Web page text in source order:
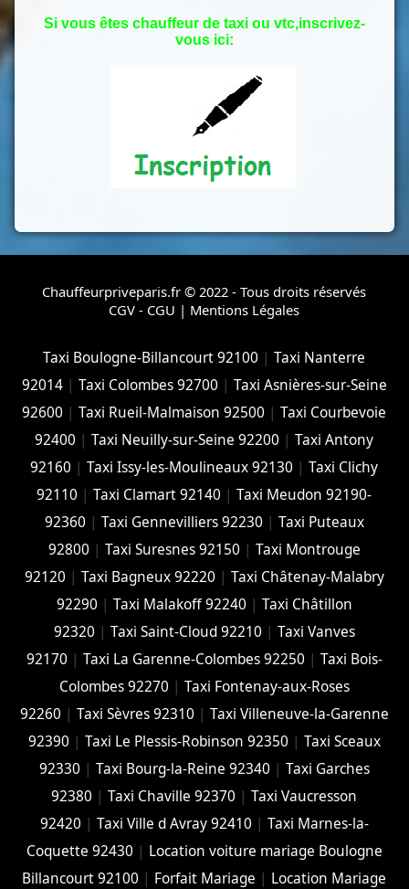
Si vous êtes chauffeur de taxi ou vtc,inscrivez-
vous ici:
Chauffeurpriveparis.fr © 2022 - Tous droits réservés
CGV - CGU | Mentions Légales
Taxi Boulogne-Billancourt 92100 |Taxi Nanterre
92014| Taxi Colombes 92700 | Taxi Asnières-sur-Seine
92600 |Taxi Rueil-Malmaison 92500 |Taxi Courbevoie
92400 |Taxi Neuilly-sur-Seine 92200 |Taxi Antony
92160 |Taxi Issy-les-Moulineaux 92130 |Taxi Clichy
92110 |Taxi Clamart 92140 |Taxi Meudon 92190-
92360 | Taxi Gennevilliers 92230 | Taxi Puteaux
92800 | Taxi Suresnes 92150 | Taxi Montrouge
92120 | Taxi Bagneux 92220 | Taxi Châtenay-Malabry
92290 | Taxi Malakoff 92240 | Taxi Châtillon
92320 | Taxi Saint-Cloud 92210 | Taxi Vanves
92170 | Taxi La Garenne-Colombes 92250 | Taxi Bois-
Colombes 92270 | Taxi Fontenay-aux-Roses
92260 | Taxi Sèvres 92310 | Taxi Villeneuve-la-Garenne
92390 | Taxi Le Plessis-Robinson 92350 | Taxi Sceaux
92330 | Taxi Bourg-la-Reine 92340 | Taxi Garches
92380 |Taxi Chaville 92370 |Taxi Vaucresson
92420 | Taxi Ville d Avray 92410 | Taxi Marnes-la-
Coquette 92430 | Location voiture mariage Boulogne
Billancourt 92100 | Forfait Mariage | Location Mariage